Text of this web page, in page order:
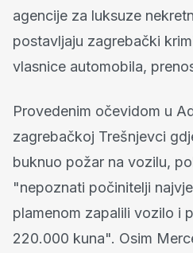
agencije za luksuze
postavljaju zagrebački
vlasnice automobila,
Provedenim očevidom u
zagrebačkoj Trešnjevci
buknuo požar na vozilu,
"nepoznati počinitelji
plamenom zapalili vozilo i
220.000 kuna". Osim